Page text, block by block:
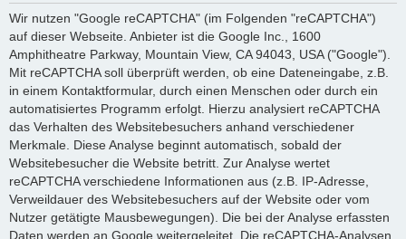
Wir nutzen "Google reCAPTCHA" (im Folgenden "reCAPTCHA")
auf dieser Webseite. Anbieter ist die Google Inc., 1600
Amphitheatre Parkway, Mountain View, CA 94043, USA ("Google").
Mit reCAPTCHA soll überprüft werden, ob eine Dateneingabe, z.B.
in einem Kontaktformular, durch einen Menschen oder durch ein
automatisiertes Programm erfolgt. Hierzu analysiert reCAPTCHA
das Verhalten des Websitebesuchers anhand verschiedener
Merkmale. Diese Analyse beginnt automatisch, sobald der
Websitebesucher die Website betritt. Zur Analyse wertet
reCAPTCHA verschiedene Informationen aus (z.B. IP-Adresse,
Verweildauer des Websitebesuchers auf der Website oder vom
Nutzer getätigte Mausbewegungen). Die bei der Analyse erfassten
Daten werden an Google weitergeleitet. Die reCAPTCHA-Analysen